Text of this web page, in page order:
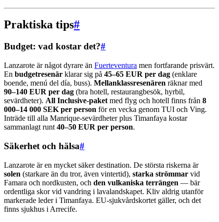
Praktiska tips#
Budget: vad kostar det?#
Lanzarote är något dyrare än Fuerteventura men fortfarande prisvärt.
En budgetresenär klarar sig på 45–65 EUR per dag (enklare
boende, menú del día, buss). Mellanklassresenären räknar med
90–140 EUR per dag (bra hotell, restaurangbesök, hyrbil,
sevärdheter). All Inclusive-paket med flyg och hotell finns från 8
000–14 000 SEK per person för en vecka genom TUI och Ving.
Inträde till alla Manrique-sevärdheter plus Timanfaya kostar
sammanlagt runt 40–50 EUR per person.
Säkerhet och hälsa#
Lanzarote är en mycket säker destination. De största riskerna är
solen (starkare än du tror, även vintertid), starka strömmar vid
Famara och nordkusten, och den vulkaniska terrängen — bär
ordentliga skor vid vandring i lavalandskapet. Kliv aldrig utanför
markerade leder i Timanfaya. EU-sjukvårdskortet gäller, och det
finns sjukhus i Arrecife.